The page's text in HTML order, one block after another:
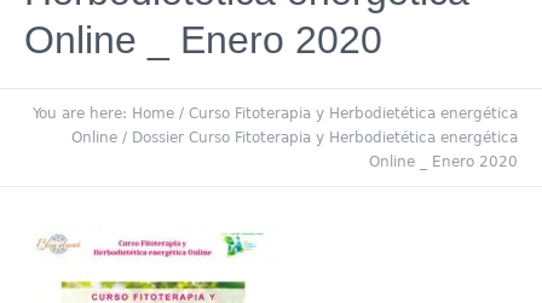
Online _ Enero 2020
You are here: Home / Curso Fitoterapia y Herbodietética energética
Online / Dossier Curso Fitoterapia y Herbodietética energética
Online _ Enero 2020